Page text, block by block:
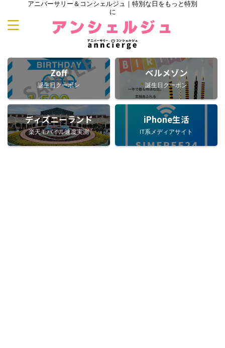
アニバーサリー＆コンシェルジュ｜特別な日をもっと特別
に
Zoff
誕生日クーポン
ベルメゾン
誕生日クーポン
ディズニーランド
楽天モバイル速度実測
iPhone生活
IT系メディアサイト